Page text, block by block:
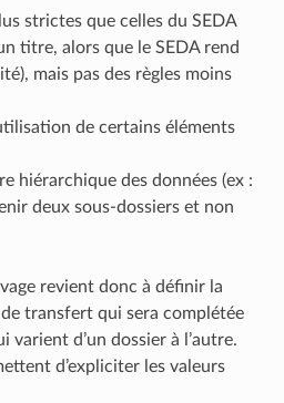
strictes que celles du SEDA
titre, alors que le SEDA rend
mais pas des règles moins
de certains éléments
hiérarchique des données (ex :
deux sous-dossiers et non
revient donc à définir la
transfert qui sera complétée
varient d’un dossier à l’autre.
d’expliciter les valeurs